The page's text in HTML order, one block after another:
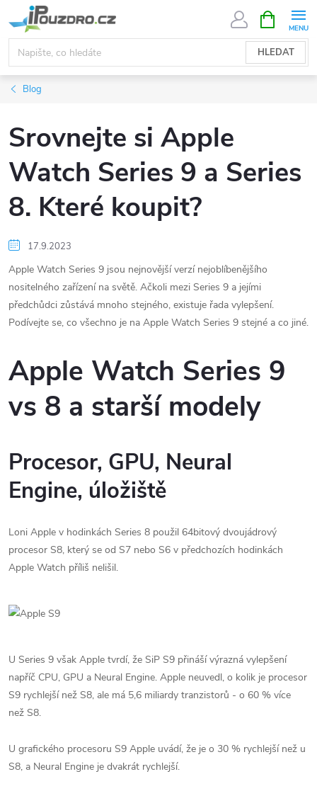
na
obsah
HLEDAT
NÁKUPNÍ
KOŠÍK
Blog
Srovnejte si Apple
Watch Series 9 a Series
8. Které koupit?
17.9.2023
Apple Watch Series 9 jsou nejnovější verzí nejoblíbenějšího
nositelného zařízení na světě. Ačkoli mezi Series 9 a jejími
předchůdci zůstává mnoho stejného, existuje řada vylepšení.
Podívejte se, co všechno je na Apple Watch Series 9 stejné a co jiné.
Apple Watch Series 9
vs 8 a starší modely
Procesor, GPU, Neural
Engine, úložiště
Loni Apple v hodinkách Series 8 použil 64bitový dvoujádrový
procesor S8, který se od S7 nebo S6 v předchozích hodinkách
Apple Watch příliš nelišil.
U Series 9 však Apple tvrdí, že SiP S9 přináší výrazná vylepšení
napříč CPU, GPU a Neural Engine. Apple neuvedl, o kolik je procesor
S9 rychlejší než S8, ale má 5,6 miliardy tranzistorů - o 60 % více
než S8.
U grafického procesoru S9 Apple uvádí, že je o 30 % rychlejší než u
S8, a Neural Engine je dvakrát rychlejší.